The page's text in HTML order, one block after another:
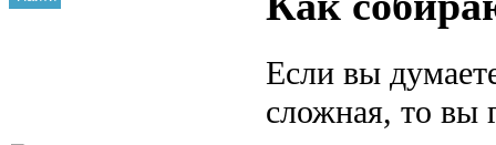
Если вы
сложная, то вы